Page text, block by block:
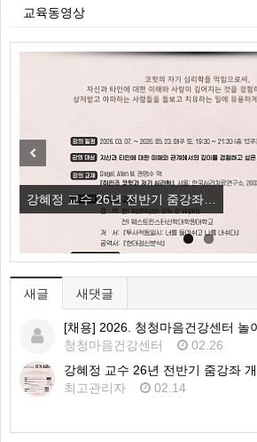
교육동영상
강혜정 교수 26년 전반기 줌강좌…
새글 새댓글
청청마음건강센터
02.26
최고관리자
02.14